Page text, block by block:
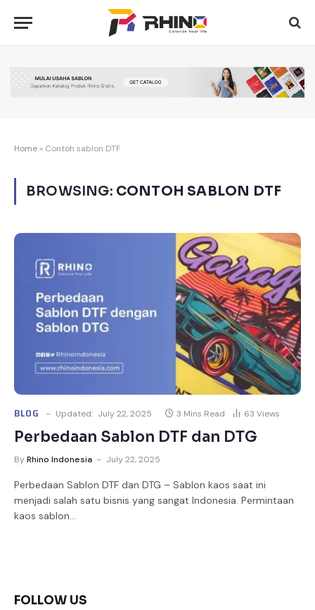
Home » Contoh sablon DTF
BROWSING: CONTOH SABLON DTF
BLOG Updated: July 22, 2025 3 Mins Read 63 Views
Perbedaan Sablon DTF dan DTG
ByRhino Indonesia July 22, 2025
Perbedaan Sablon DTF dan DTG – Sablon kaos saat ini
menjadi salah satu bisnis yang sangat Indonesia. Permintaan
kaos sablon…
FOLLOW US